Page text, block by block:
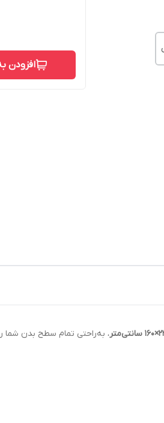
افزودن
، به‌راحتی تمام سطح بدن